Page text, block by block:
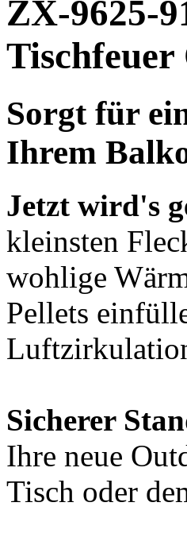
ZX-9625-
Sorgt für
Ihrem
Jetzt wird's
kleinsten
wohlige
Pellets
Sicherer
Ihre neue
Tisch oder